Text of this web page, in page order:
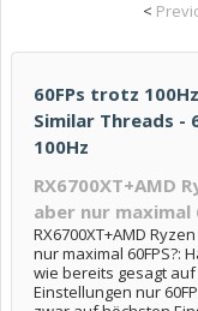
<
60FPs trotz
Similar Threads -
100Hz
RX6700XT+AMD
aber nur maximal
RX6700XT+AMD
nur maximal 60FPS?:
wie bereits gesagt
Einstellungen nur